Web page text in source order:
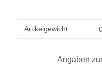
Produkteigenschaft
Wert
Artikelgewicht:
Angaben